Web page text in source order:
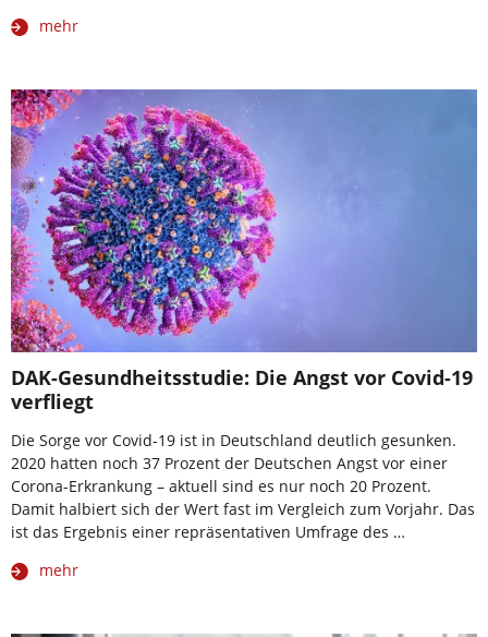
mehr
DAK-Gesundheitsstudie: Die Angst vor Covid-19
verfliegt
Die Sorge vor Covid-19 ist in Deutschland deutlich gesunken.
2020 hatten noch 37 Prozent der Deutschen Angst vor einer
Corona-Erkrankung – aktuell sind es nur noch 20 Prozent.
Damit halbiert sich der Wert fast im Vergleich zum Vorjahr. Das
ist das Ergebnis einer repräsentativen Umfrage des …
mehr